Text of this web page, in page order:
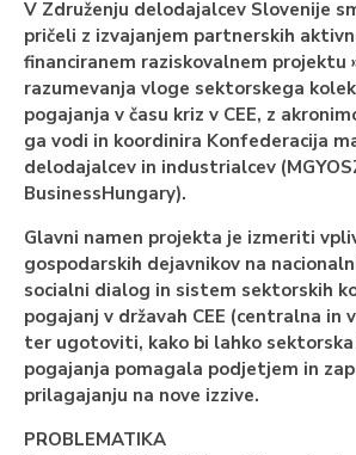
V Združenju delodajalcev Slovenije
pričeli z izvajanjem partnerskih
financiranem raziskovalnem projektu
razumevanja vloge sektorskega
pogajanja v času kriz v CEE, z
ga vodi in koordinira Konfederacija
delodajalcev in industrialcev
BusinessHungary).
Glavni namen projekta je izmeriti
gospodarskih dejavnikov na
socialni dialog in sistem sektorskih
pogajanj v državah CEE (centralna in
ter ugotoviti, kako bi lahko
pogajanja pomagala podjetjem in
prilagajanju na nove izzive.
PROBLEMATIKA